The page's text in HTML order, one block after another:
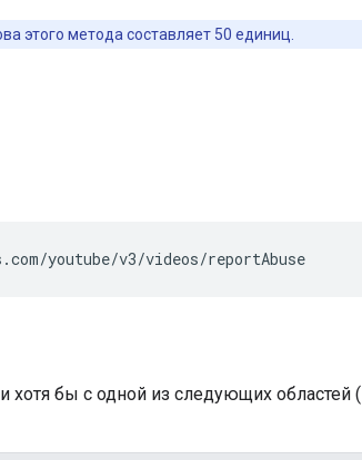
этого метода составляет 50 единиц.
youtube/v3/videos/reportAbuse
хотя бы с одной из следующих областей (